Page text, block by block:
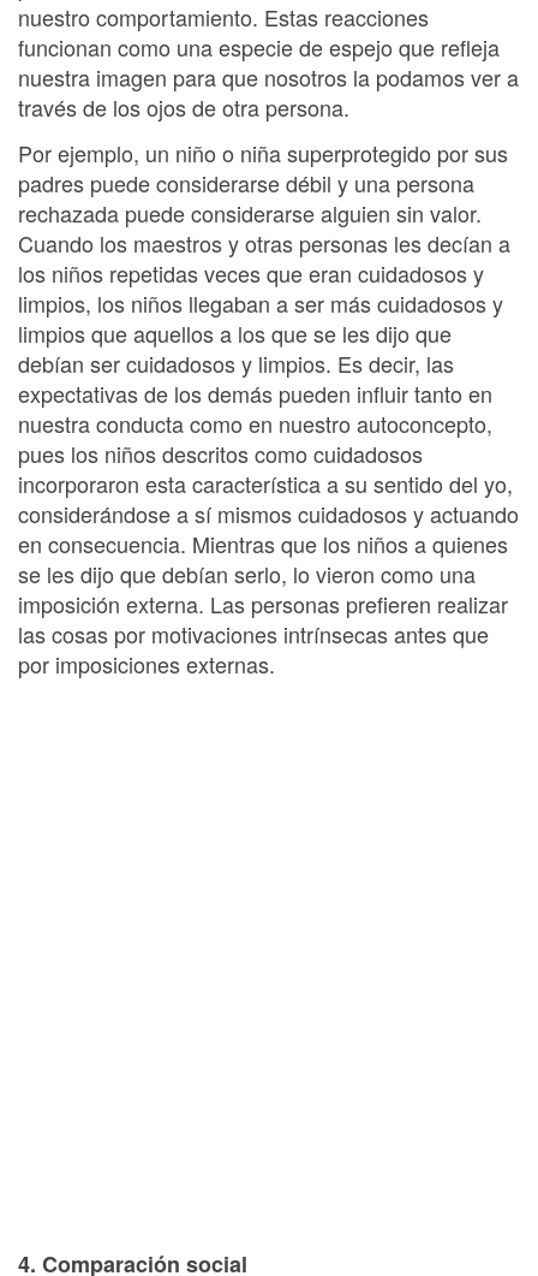
nuestro comportamiento. Estas reacciones
funcionan como una especie de espejo que refleja
nuestra imagen para que nosotros la podamos ver a
través de los ojos de otra persona.
Por ejemplo, un niño o niña superprotegido por sus
padres puede considerarse débil y una persona
rechazada puede considerarse alguien sin valor.
Cuando los maestros y otras personas les decían a
los niños repetidas veces que eran cuidadosos y
limpios, los niños llegaban a ser más cuidadosos y
limpios que aquellos a los que se les dijo que
debían ser cuidadosos y limpios. Es decir, las
expectativas de los demás pueden influir tanto en
nuestra conducta como en nuestro autoconcepto,
pues los niños descritos como cuidadosos
incorporaron esta característica a su sentido del yo,
considerándose a sí mismos cuidadosos y actuando
en consecuencia. Mientras que los niños a quienes
se les dijo que debían serlo, lo vieron como una
imposición externa. Las personas prefieren realizar
las cosas por motivaciones intrínsecas antes que
por imposiciones externas.
4. Comparación social